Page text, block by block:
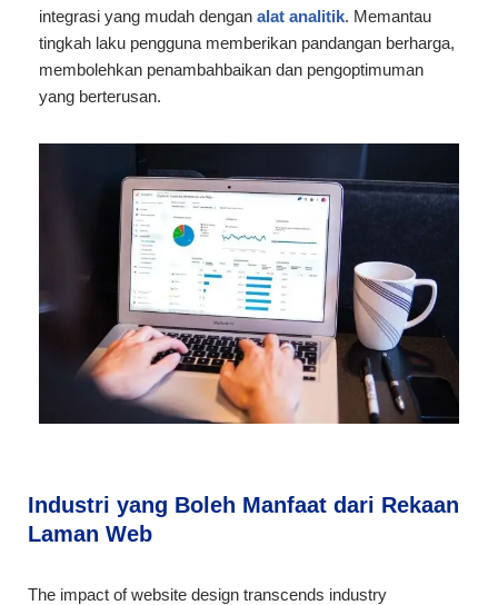
integrasi yang mudah dengan alat analitik. Memantau
tingkah laku pengguna memberikan pandangan berharga,
membolehkan penambahbaikan dan pengoptimuman
yang berterusan.
Industri yang Boleh Manfaat dari Rekaan
Laman Web
The impact of website design transcends industry